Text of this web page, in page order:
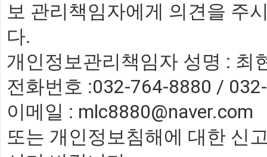
보 관리책임자에게 의견을 주
다.
개인정보관리책임자 성명 : 최
전화번호 :032-764-8880 /
이메일 : mlc8880@naver.com
또는 개인정보침해에 대한 신